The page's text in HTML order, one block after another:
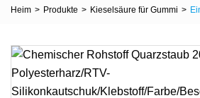
Heim > Produkte > Kieselsäure für Gummi >